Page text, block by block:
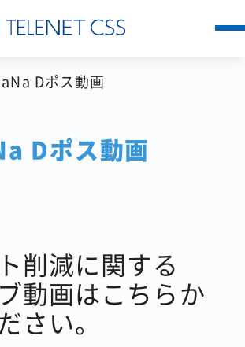
一覧
ネットの強み
Dポス動画
Dポス動画
削減に関する
動画はこちらか
さい。